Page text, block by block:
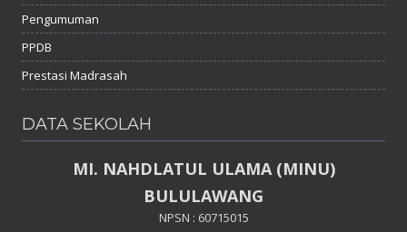
Pengumuman
PPDB
Prestasi Madrasah
DATA SEKOLAH
MI. NAHDLATUL ULAMA (MINU)
BULULAWANG
NPSN : 60715015